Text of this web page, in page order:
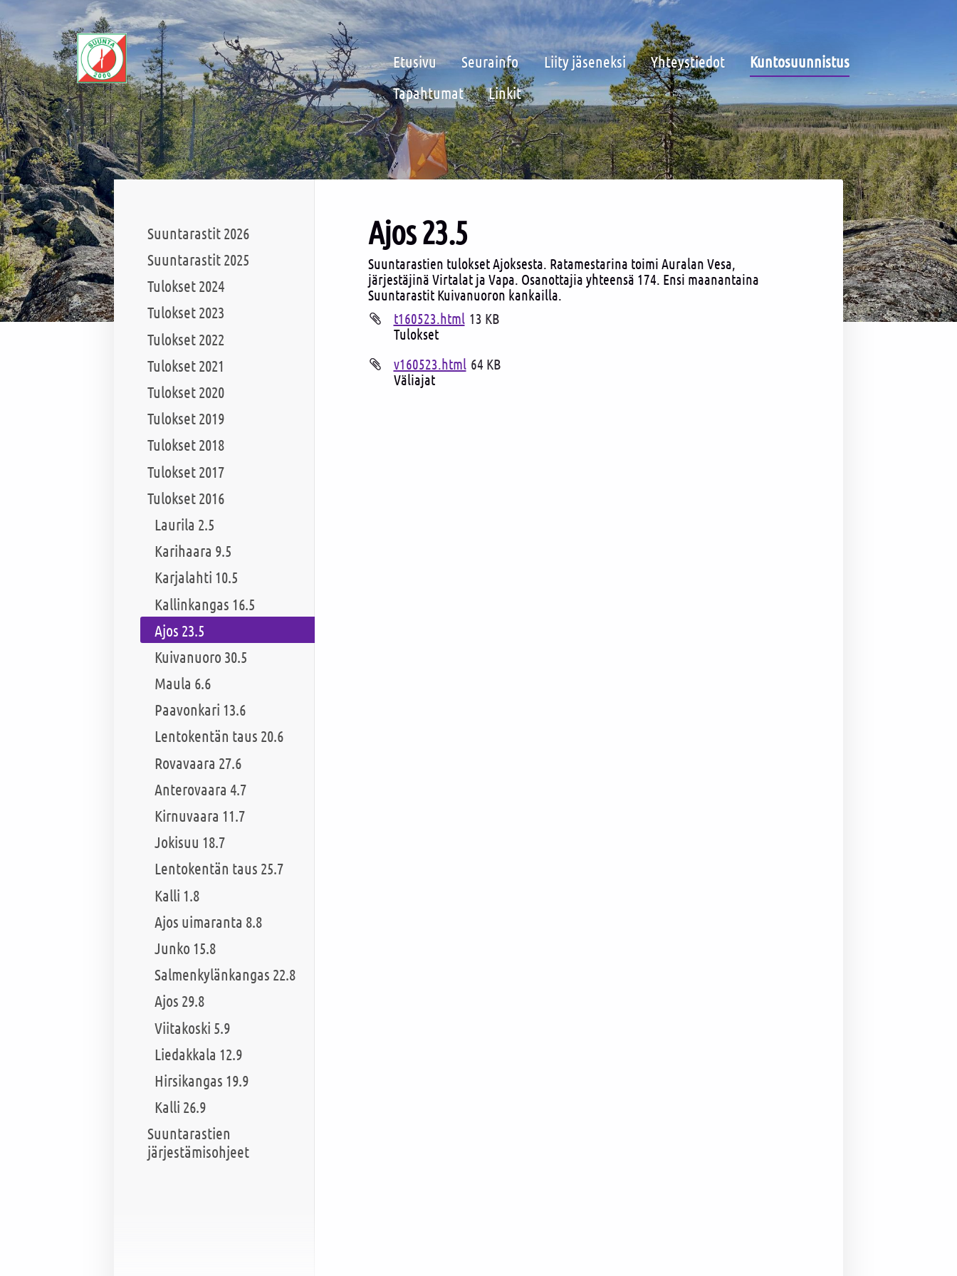
Siirry
sivun
sisältöön
Sivuston etusivulle Etusivu Seurainfo Liity jäseneksi Yhteystiedot
Kuntosuunnistus
Tapahtumat
Linkit
Suuntarastit 2026
Suuntarastit 2025
Tulokset 2024
Tulokset 2023
Tulokset 2022
Tulokset 2021
Tulokset 2020
Tulokset 2019
Tulokset 2018
Tulokset 2017
Tulokset 2016
Laurila 2.5
Karihaara 9.5
Karjalahti 10.5
Kallinkangas 16.5
Ajos 23.5
Kuivanuoro 30.5
Maula 6.6
Paavonkari 13.6
Lentokentän taus 20.6
Rovavaara 27.6
Anterovaara 4.7
Kirnuvaara 11.7
Jokisuu 18.7
Lentokentän taus 25.7
Kalli 1.8
Ajos uimaranta 8.8
Junko 15.8
Salmenkylänkangas 22.8
Ajos 29.8
Viitakoski 5.9
Liedakkala 12.9
Hirsikangas 19.9
Kalli 26.9
Suuntarastien
järjestämisohjeet
Ajos 23.5
Suuntarastien tulokset Ajoksesta. Ratamestarina toimi Auralan Vesa,
järjestäjinä Virtalat ja Vapa. Osanottajia yhteensä 174. Ensi maanantaina
Suuntarastit Kuivanuoron kankailla.
t160523.html 13 KB
Tulokset
v160523.html 64 KB
Väliajat